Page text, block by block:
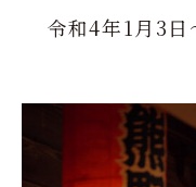
令和4年1月3